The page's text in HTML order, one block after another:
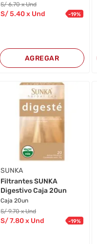
S/6.70 x Und
S/5.40x Und -19%
AGREGAR
SUNKA
Filtrantes SUNKA
Digestivo Caja 20un
Caja 20un
S/9.70 x Und
S/7.80x Und -19%